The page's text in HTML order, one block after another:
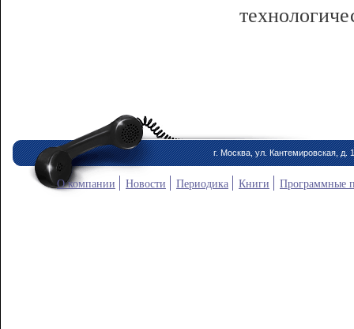
г. Москва, ул. Кантемировская, д.
О компании Новости Периодика Книги Программные